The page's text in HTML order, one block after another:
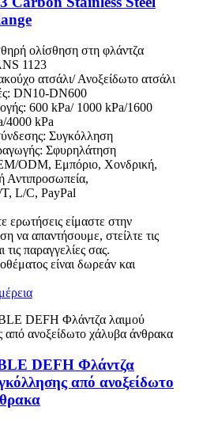
ολίσθηση στη φλάντζα
1123
ατσάλι/ Ανοξείδωτο ατσάλι
DN10-DN600
600 kPa/ 1000 kPa/1600
4000 kPa
Συγκόλληση
Σφυρηλάτηση
ODM, Εμπόριο, Χονδρική,
Αντιπροσωπεία,
L/C, PayPal
ερωτήσεις είμαστε στην
να απαντήσουμε, στείλτε τις
τις παραγγελίες σας.
είναι δωρεάν και
DEFH Φλάντζα
από ανοξείδωτο